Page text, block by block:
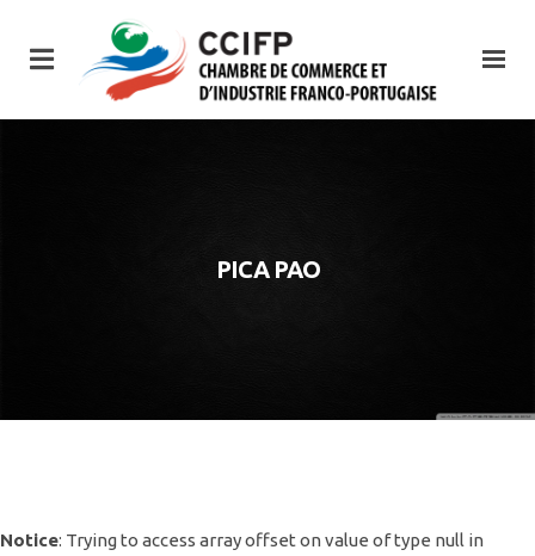
PICA PAO
Notice: Trying to access array offset on value of type null in